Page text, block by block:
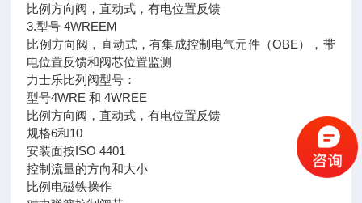
比例方向阀，直动式，有电位置反馈
3.型号 4WREEM
比例方向阀，直动式，有集成控制电气元件（OBE），带
电位置反馈和阀芯位置监测
力士乐比列阀型号：
型号4WRE 和 4WREE
比例方向阀，直动式，有电位置反馈
规格6和10
安装面按ISO 4401
控制流量的方向和大小
比例电磁铁操作